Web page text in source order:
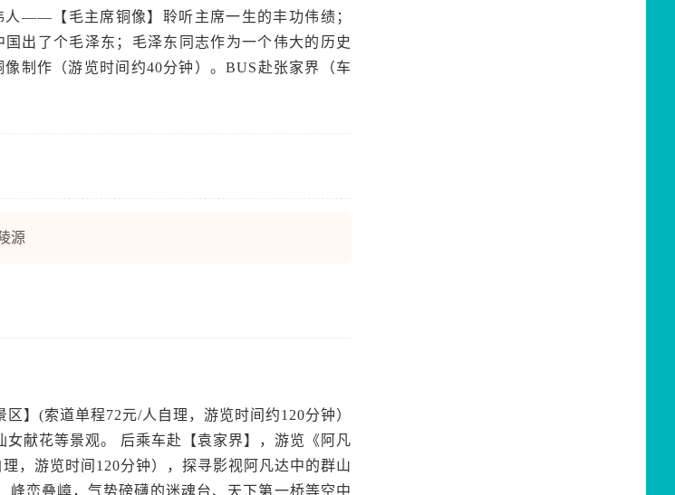
——【毛主席铜像】聆听主席一生的丰功伟绩；
出了个毛泽东；毛泽东同志作为一个伟大的历史
制作（游览时间约40分钟）。BUS赴张家界（车
源
】(索道单程72元/人自理，游览时间约120分钟）
献花等景观。 后乘车赴【袁家界】，游览《阿凡
，游览时间120分钟），探寻影视阿凡达中的群山
峦叠嶂，气势磅礴的迷魂台、天下第一桥等空中